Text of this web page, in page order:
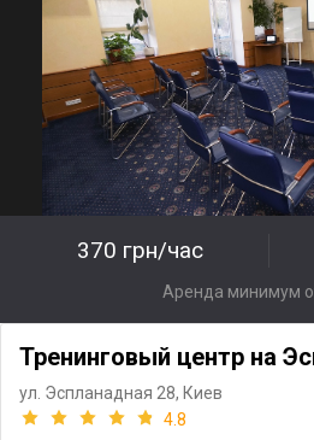
370 грн/час
Аренда минимум
Тренинговый центр на
ул. Эспланадная 28, Киев
4.8